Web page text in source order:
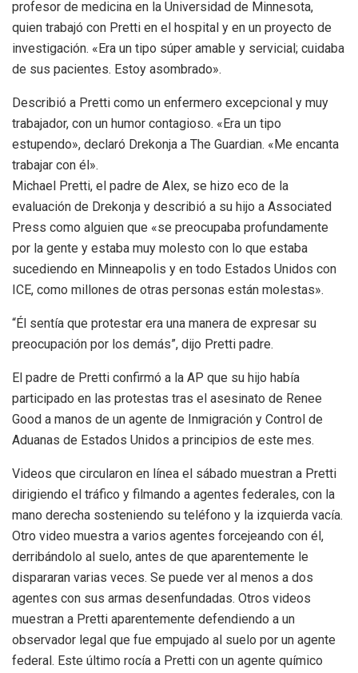
profesor de medicina en la Universidad de Minnesota,
quien trabajó con Pretti en el hospital y en un proyecto de
investigación. «Era un tipo súper amable y servicial; cuidaba
de sus pacientes. Estoy asombrado».
Describió a Pretti como un enfermero excepcional y muy
trabajador, con un humor contagioso. «Era un tipo
estupendo», declaró Drekonja a The Guardian. «Me encanta
trabajar con él».
Michael Pretti, el padre de Alex, se hizo eco de la
evaluación de Drekonja y describió a su hijo a Associated
Press como alguien que «se preocupaba profundamente
por la gente y estaba muy molesto con lo que estaba
sucediendo en Minneapolis y en todo Estados Unidos con
ICE, como millones de otras personas están molestas».
“Él sentía que protestar era una manera de expresar su
preocupación por los demás”, dijo Pretti padre.
El padre de Pretti confirmó a la AP que su hijo había
participado en las protestas tras el asesinato de Renee
Good a manos de un agente de Inmigración y Control de
Aduanas de Estados Unidos a principios de este mes.
Videos que circularon en línea el sábado muestran a Pretti
dirigiendo el tráfico y filmando a agentes federales, con la
mano derecha sosteniendo su teléfono y la izquierda vacía.
Otro video muestra a varios agentes forcejeando con él,
derribándolo al suelo, antes de que aparentemente le
dispararan varias veces. Se puede ver al menos a dos
agentes con sus armas desenfundadas. Otros videos
muestran a Pretti aparentemente defendiendo a un
observador legal que fue empujado al suelo por un agente
federal. Este último rocía a Pretti con un agente químico